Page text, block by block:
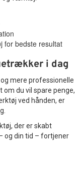
for bedste resultat
i dag
mere professionelle
om du vil spare penge,
ved hånden, er
der er skabt
og din tid – fortjener